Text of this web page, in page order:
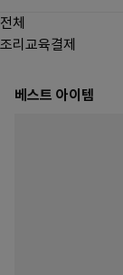
신상품
전체
조리교육결제
베스트 아이템